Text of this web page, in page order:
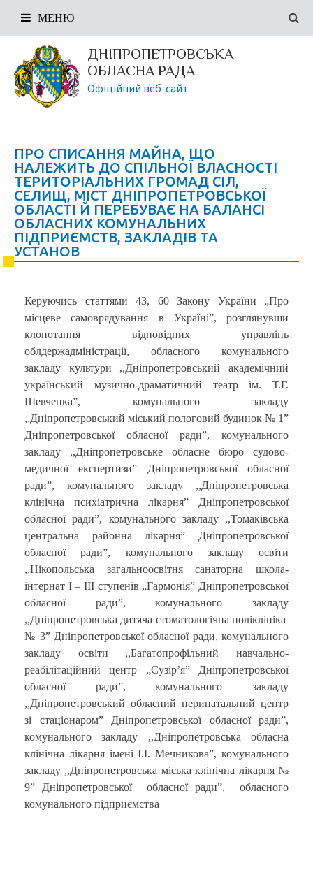
ДНІПРОПЕТРОВСЬКА
ОБЛАСНА РАДА
Офіційний веб-сайт
МЕНЮ
ПРО СПИСАННЯ МАЙНА, ЩО
НАЛЕЖИТЬ ДО СПІЛЬНОЇ ВЛАСНОСТІ
ТЕРИТОРІАЛЬНИХ ГРОМАД СІЛ,
СЕЛИЩ, МІСТ ДНІПРОПЕТРОВСЬКОЇ
ОБЛАСТІ Й ПЕРЕБУВАЄ НА БАЛАНСІ
ОБЛАСНИХ КОМУНАЛЬНИХ
ПІДПРИЄМСТВ, ЗАКЛАДІВ ТА
УСТАНОВ
Керуючись статтями 43, 60 Закону України „Про
місцеве самоврядування в Україні”, розглянувши
клопотання відповідних управлінь
облдержадміністрації, обласного комунального
закладу культури ,,Дніпропетровський академічний
український музично-драматичний театр ім. Т.Г.
Шевченка”, комунального закладу
,,Дніпропетровський міський пологовий будинок № 1”
Дніпропетровської обласної ради”, комунального
закладу ,,Дніпропетровське обласне бюро судово-
медичної експертизи” Дніпропетровської обласної
ради”, комунального закладу ,,Дніпропетровська
клінічна психіатрична лікарня” Дніпропетровської
обласної ради”, комунального закладу ,,Томаківська
центральна районна лікарня” Дніпропетровської
обласної ради”, комунального закладу освіти
,,Нікопольська загальноосвітня санаторна школа-
інтернат І – ІІІ ступенів „Гармонія” Дніпропетровської
обласної ради”, комунального закладу
,,Дніпропетровська дитяча стоматологічна поліклініка
№ 3” Дніпропетровської обласної ради, комунального
закладу освіти ,,Багатопрофільний навчально-
реабілітаційний центр „Сузір’я” Дніпропетровської
обласної ради”, комунального закладу
,,Дніпропетровський обласний перинатальний центр
зі стаціонаром” Дніпропетровської обласної ради”,
комунального закладу ,,Дніпропетровська обласна
клінічна лікарня імені І.І. Мечникова”, комунального
закладу ,,Дніпропетровська міська клінічна лікарня №
9” Дніпропетровської обласної ради”, обласного
комунального підприємства